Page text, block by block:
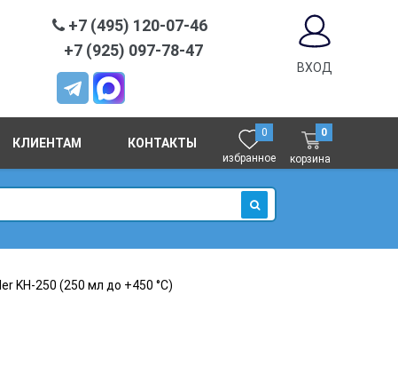
+7 (495) 120-07-46
+7 (925) 097-78-47
ВХОД
КЛИЕНТАМ КОНТАКТЫ
0
избранное
0
корзина
ИСКАТЬ
KН-250 (250 мл до +450 °C)